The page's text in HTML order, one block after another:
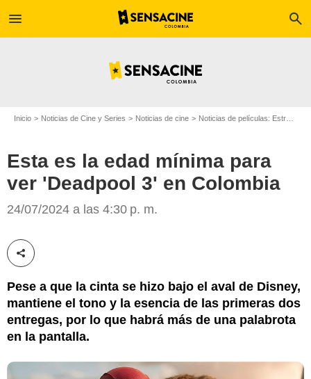
menu search
Inicio Noticias de Cine y Series Noticias de cine Noticias de películas: Estreno de película
Esta es la edad mínima para
ver 'Deadpool 3' en Colombia
24/07/2024 a las 4:30 p. m.
Compartir esta noticia
Pese a que la cinta se hizo bajo el aval de Disney,
mantiene el tono y la esencia de las primeras dos
entregas, por lo que habrá más de una palabrota
en la pantalla.